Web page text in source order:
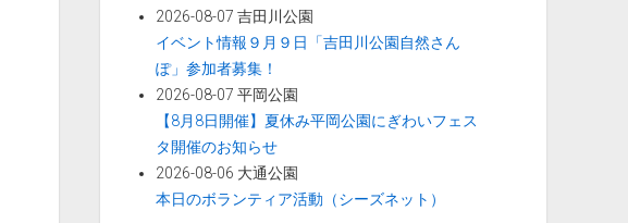
2026-08-07 吉田川公園
イベント情報９月９日「吉田川公園自然さん
ぽ」参加者募集！
2026-08-07 平岡公園
【8月8日開催】夏休み平岡公園にぎわいフェス
タ開催のお知らせ
2026-08-06 大通公園
本日のボランティア活動（シーズネット）